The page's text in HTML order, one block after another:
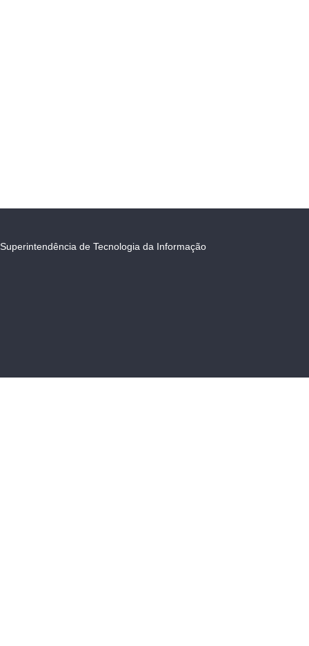
Superintendência de Tecnologia da Informação